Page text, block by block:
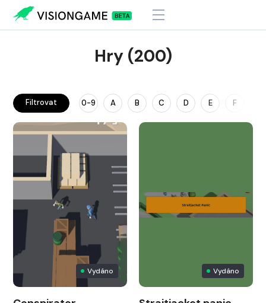
Hry (200)
Filtrovat 0-9 A B C D E F
Vydáno Vydáno